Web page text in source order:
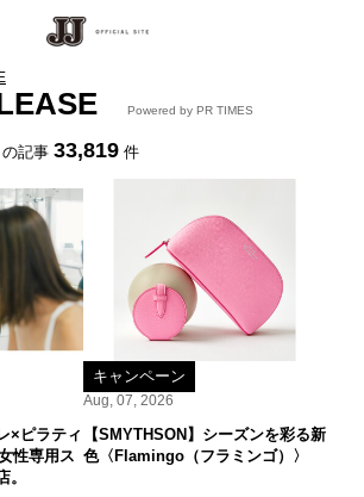
Powered by PR TIMES
の記事 33,819 件
×ピラティ
性専用ス
キャンペーン
Aug, 07, 2026
【SMYTHSON】シーズンを彩る新
色〈Flamingo（フラミンゴ）〉